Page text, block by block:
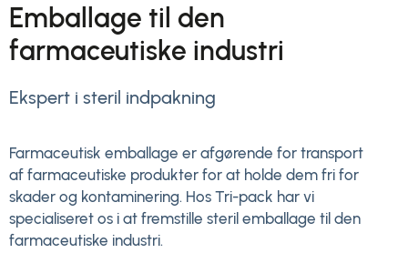
Emballage til den
farmaceutiske industri
Ekspert i steril indpakning
Farmaceutisk emballage er afgørende for transport
af farmaceutiske produkter for at holde dem fri for
skader og kontaminering. Hos Tri-pack har vi
specialiseret os i at fremstille steril emballage til den
farmaceutiske industri.